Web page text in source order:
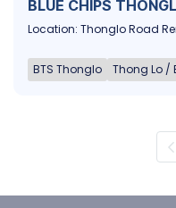
BLUE CHIPS
Location: Thonglo Road
BTS Thonglo Thong Lo /